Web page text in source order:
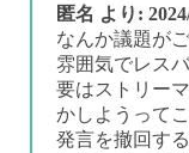
匿名 より:
なんか議題が
雰囲気でレス
要はストリー
かしようって
発言を撤回す